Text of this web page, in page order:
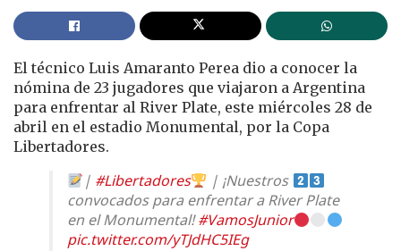
El técnico Luis Amaranto Perea dio a conocer la
nómina de 23 jugadores que viajaron a Argentina
para enfrentar al River Plate, este miércoles 28 de
abril en el estadio Monumental, por la Copa
Libertadores.
| #Libertadores
| ¡Nuestros
convocados para enfrentar a River Plate
en el Monumental!#VamosJunior
pic.twitter.com/yTJdHC5IEg